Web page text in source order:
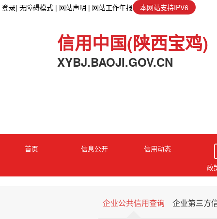
登录| 无障碍模式 | 网站声明 | 网站工作年报 本网站支持IPV6
信用中国(陕西宝鸡)
XYBJ.BAOJI.GOV.CN
首页 信息公开
信用动态
政
企业公共信用查询 企业第三方